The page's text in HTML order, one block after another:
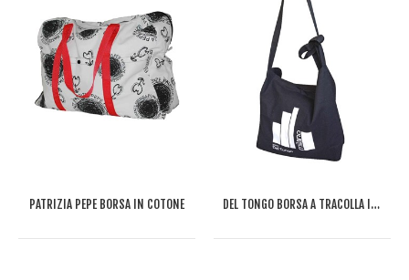
PATRIZIA PEPE BORSA IN COTONE DEL TONGO BORSA A TRACOLLA IN COTONE